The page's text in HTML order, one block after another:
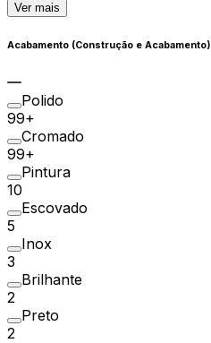
Ver mais
Acabamento (Construção e Acabamento)
Polido
99+
Cromado
99+
Pintura
10
Escovado
5
Inox
3
Brilhante
2
Preto
2